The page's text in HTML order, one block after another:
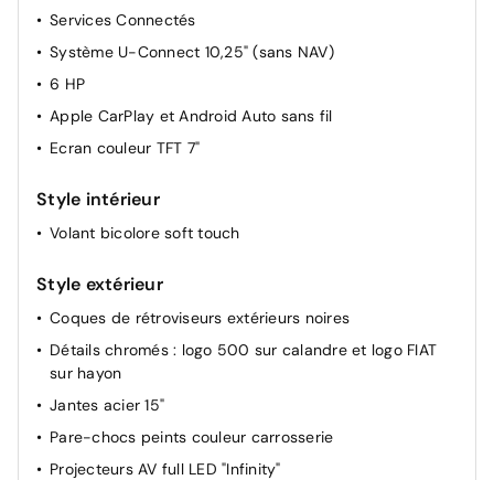
Chargeur embarqué 11 kW (AC)
Climatisation automatique
Démarrage sans clé
Direction assistée
Services Connectés
Système U-Connect 10,25" (sans NAV)
6 HP
Apple CarPlay et Android Auto sans fil
Ecran couleur TFT 7"
Style intérieur
Volant bicolore soft touch
Style extérieur
Coques de rétroviseurs extérieurs noires
Détails chromés : logo 500 sur calandre et logo FIAT
sur hayon
Jantes acier 15"
Pare-chocs peints couleur carrosserie
Projecteurs AV full LED "Infinity"